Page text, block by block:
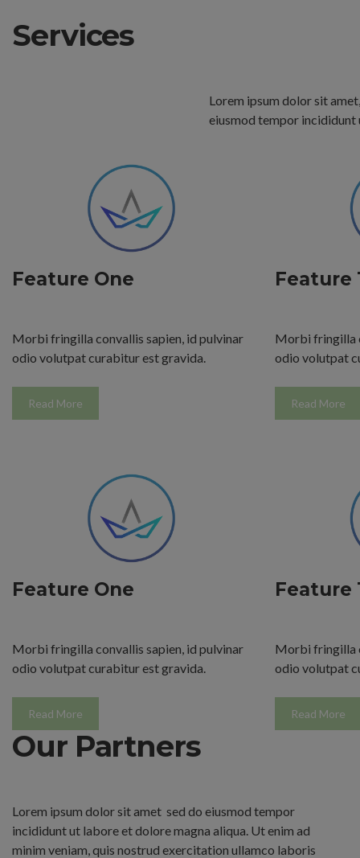
Services
Lorem ipsum dolor sit
eiusmod tempor incididunt
Feature One
Morbi fringilla convallis sapien, id pulvinar
odio volutpat curabitur est gravida.
Read More
Feature
Morbi fringilla
odio volutpat
Read More
Feature One
Morbi fringilla convallis sapien, id pulvinar
odio volutpat curabitur est gravida.
Read More
Feature
Morbi fringilla
odio volutpat
Read More
Our Partners
Lorem ipsum dolor sit amet sed do eiusmod tempor
incididunt ut labore et dolore magna aliqua. Ut enim ad
minim veniam, quis nostrud exercitation ullamco laboris